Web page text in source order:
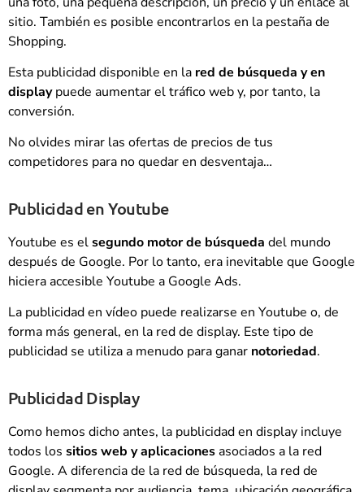
sitio. También es posible encontrarlos en la pestaña de
Shopping.
Esta publicidad disponible en la red de búsqueda y en
displaypuede aumentar el tráfico web y, por tanto, la
conversión.
No olvides mirar las ofertas de precios de tus
competidores para no quedar en desventaja…
Publicidad en Youtube
Youtube es elsegundo motor de búsqueda del mundo
después de Google. Por lo tanto, era inevitable que Google
hiciera accesible Youtube a Google Ads.
La publicidad en vídeo puede realizarse en Youtube o, de
forma más general, en la red de display. Este tipo de
publicidad se utiliza a menudo para ganar notoriedad.
Publicidad Display
Como hemos dicho antes, la publicidad en display incluye
todos los sitios web y aplicacionesasociados a la red
Google. A diferencia de la red de búsqueda, la red de